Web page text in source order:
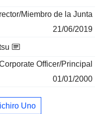
Miembro de la Junta
21/06/2019
Officer/Principal
01/01/2000
Uno